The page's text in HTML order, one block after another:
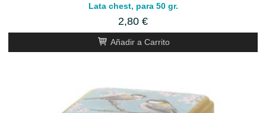
Lata chest, para 50 gr.
2,80 €
Añadir a Carrito